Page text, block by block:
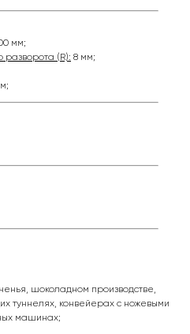
мм;
(R): 8 мм;
шоколадном производстве,
туннелях, конвейерах с ножевыми
машинах;